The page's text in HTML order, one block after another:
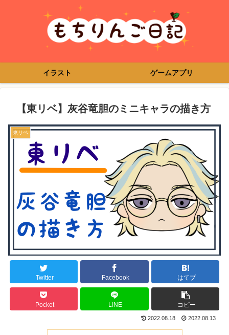
イラスト ゲームアプリ
【東リベ】灰谷竜胆のミニキャラの描き方
東リベ
Twitter Facebook はてブ
Pocket LINE コピー
2022.08.18 2022.08.13